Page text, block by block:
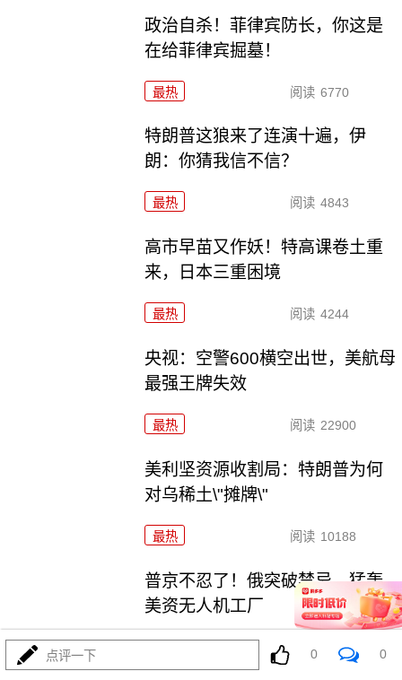
政治自杀！菲律宾防长，你这是
在给菲律宾掘墓！
最热 阅读 6770
特朗普这狼来了连演十遍，伊
朗：你猜我信不信？
最热 阅读 4843
高市早苗又作妖！特高课卷土重
来，日本三重困境
最热 阅读 4244
央视：空警600横空出世，美航母
最强王牌失效
最热 阅读 22900
美利坚资源收割局：特朗普为何
对乌稀土\"摊牌\"
最热 阅读 10188
普京不忍了！俄突破禁忌，猛轰
美资无人机工厂
阅读 8684
点评一下 0 0